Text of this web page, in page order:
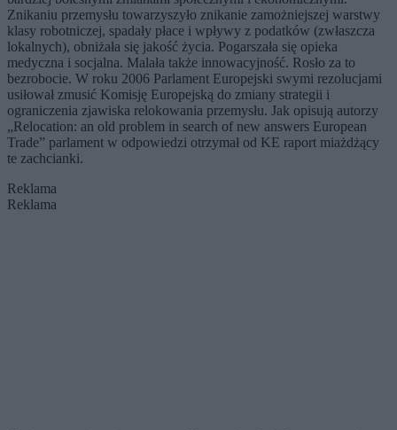
Znikaniu przemysłu towarzyszyło znikanie zamożniejszej warstwy
klasy robotniczej, spadały płace i wpływy z podatków (zwłaszcza
lokalnych), obniżała się jakość życia. Pogarszała się opieka
medyczna i socjalna. Malała także innowacyjność. Rosło za to
bezrobocie. W roku 2006 Parlament Europejski swymi rezolucjami
usiłował zmusić Komisję Europejską do zmiany strategii i
ograniczenia zjawiska relokowania przemysłu. Jak opisują autorzy
„Relocation: an old problem in search of new answers European
Trade” parlament w odpowiedzi otrzymał od KE raport miażdżący
te zachcianki.
Reklama
Reklama